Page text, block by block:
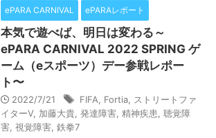
ePARA CARNIVAL ePARAレポート
本気で遊べば、明日は変わる～
ePARA CARNIVAL 2022 SPRING ゲ
ーム（eスポーツ）デー参戦レポー
ト〜
2022/7/21 FIFA Fortia
ストリートファ
イターⅤ, 加藤大貴 ,発達障害 ,精神疾患 ,聴覚障
害 ,視覚障害 ,鉄拳7